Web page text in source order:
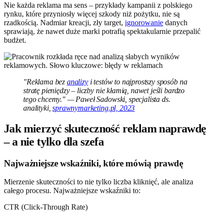
Nie każda reklama ma sens – przykłady kampanii z polskiego
rynku, które przyniosły więcej szkody niż pożytku, nie są
rzadkością. Nadmiar kreacji, zły target, ignorowanie danych
sprawiają, że nawet duże marki potrafią spektakularnie przepalić
budżet.
"Reklama bez analizyi testów to najprostszy sposób na
stratę pieniędzy – liczby nie kłamią, nawet jeśli bardzo
tego chcemy." — Paweł Sadowski, specjalista ds.
analityki,sprawnymarketing.pl, 2023
Jak mierzyć skuteczność reklam naprawdę
– a nie tylko dla szefa
Najważniejsze wskaźniki, które mówią prawdę
Mierzenie skuteczności to nie tylko liczba kliknięć, ale analiza
całego procesu. Najważniejsze wskaźniki to:
CTR (Click-Through Rate)